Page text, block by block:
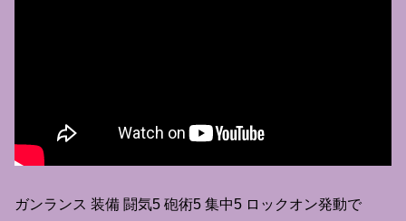
ガンランス 装備 闘気5 砲術5 集中5 ロックオン発動で